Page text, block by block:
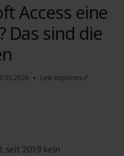
Access eine
Das sind die
• Link kopieren
seit 2019 kein